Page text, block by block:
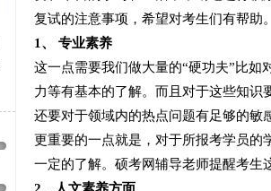
复试的注意事项，希望对考生们有帮助。
1 、 专业素养
这一点需要我们做大量的“硬功夫”比
力等有基本的了解。而且对于这些知
还要对于领域内的热点问题有足够的敏
更重要的一点就是，对于所报考学员的
一定的了解。硕考网辅导老师提醒考生